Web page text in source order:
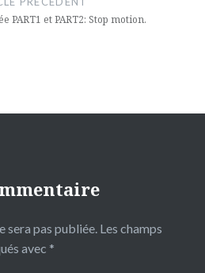
PART1 et PART2: Stop motion.
sera pas publiée. Les champs
avec *